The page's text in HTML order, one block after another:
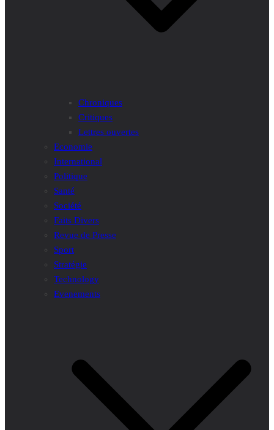
Chroniques
Critiques
Lettres ouvertes
Economie
International
Politique
Santé
Société
Faits Divers
Revue de Presse
Sport
Stratégie
Technology
Evenements